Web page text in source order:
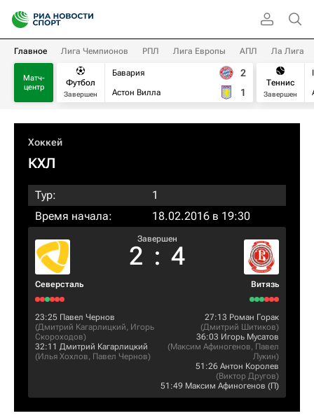
Главное Лига Чемпионов РПЛ Лига Европы АПЛ Ла Лига
Матч-
центр
Футбол
Завершен
Бавария
Астон Вилла
2
1
Теннис
Завершен
Хоккей
КХЛ
Тур:
1
Время начала:
18.02.2016 в 19:30
Северсталь
Завершен
2 : 4
Витязь
23:25 Павел Чернов
(Дмитрий Кагарлицкий, Игорь
Скороходов)
32:11 Дмитрий Кагарлицкий
(Илья Хохлов, Павел Чернов)
27:13 Роман Горак
(Дмитрий Шитиков)
36:03 Игорь Мусатов
(Максим Афиногенов, Павел
Лукин)
51:26 Антон Королев
(Виктор Другов)
51:49 Максим Афиногенов (П)